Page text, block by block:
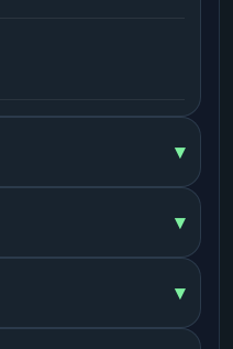
▾
▾
▾